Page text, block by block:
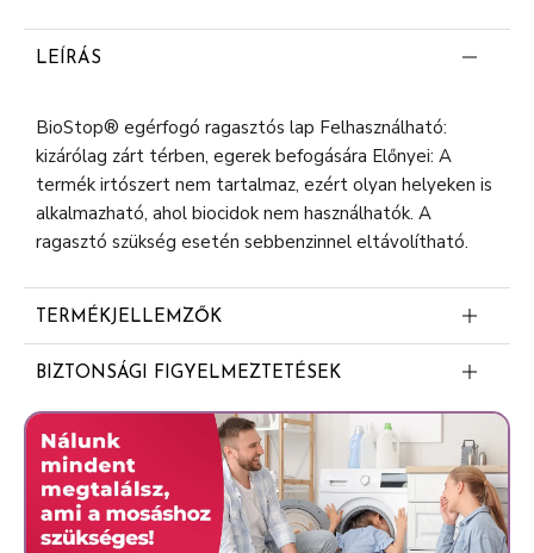
LEÍRÁS
BioStop® egérfogó ragasztós lap Felhasználható:
kizárólag zárt térben, egerek befogására Előnyei: A
termék irtószert nem tartalmaz, ezért olyan helyeken is
alkalmazható, ahol biocidok nem használhatók. A
ragasztó szükség esetén sebbenzinnel eltávolítható.
TERMÉKJELLEMZŐK
Hatékony irtószermentes termék
Szagtalan
Nagyon hatékony
Azonnal használható
BIZTONSÁGI FIGYELMEZTETÉSEK
H412 Ártalmas a vízi élővilágra, hosszantartó
károsodást okoz. EUH 208 Bisz(1,2,2,6,6-pentametil-4-
piperidil) szebacátot, Metil-1,2,2,6,6- pentametil-4-
piperidil-szebacátot tartalmaz. Allergiás reakciót
válthat ki. P102 Gyermekektől elzárva tartandó. P273